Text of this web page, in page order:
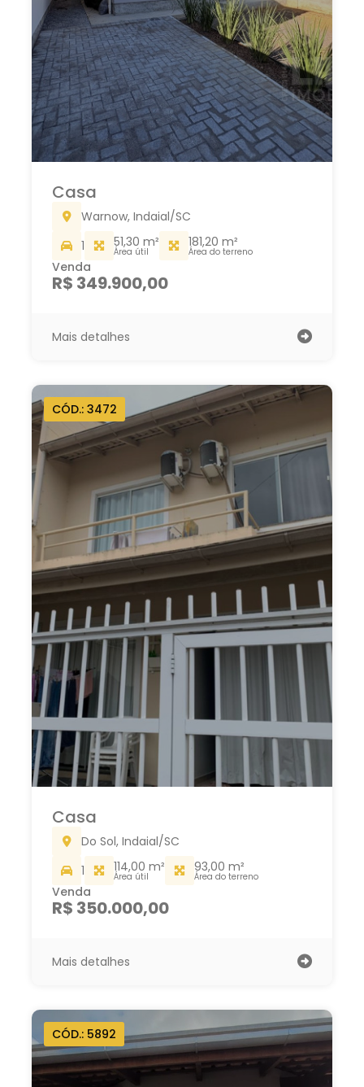
Casa
Warnow, Indaial/SC
1
51,30 m²
Área útil
181,20 m²
Área do terreno
Venda
R$ 349.900,00
Mais detalhes
CÓD.: 3472
Casa
Do Sol, Indaial/SC
1
114,00 m²
Área útil
93,00 m²
Área do terreno
Venda
R$ 350.000,00
Mais detalhes
CÓD.: 5892